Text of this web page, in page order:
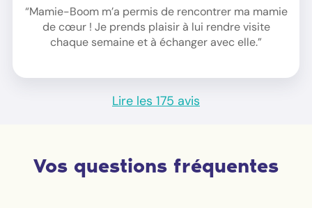
“Mamie-Boom m’a permis de rencontrer ma mamie
de cœur ! Je prends plaisir à lui rendre visite
chaque semaine et à échanger avec elle.”
Lire les 175 avis
Vos questions fréquentes